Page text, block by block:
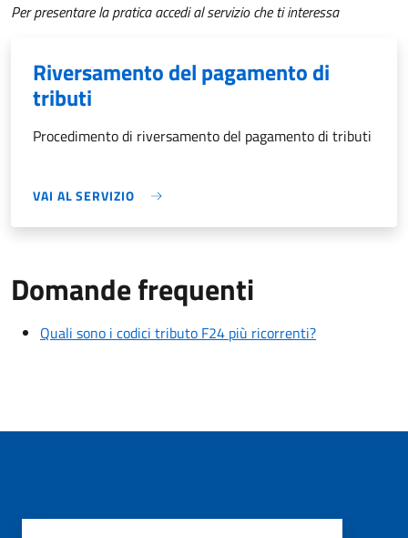
Per presentare la pratica accedi al servizio che ti interessa
Riversamento del pagamento di
tributi
Procedimento di riversamento del pagamento di tributi
VAI AL SERVIZIO
Domande frequenti
Quali sono i codici tributo F24 più ricorrenti?